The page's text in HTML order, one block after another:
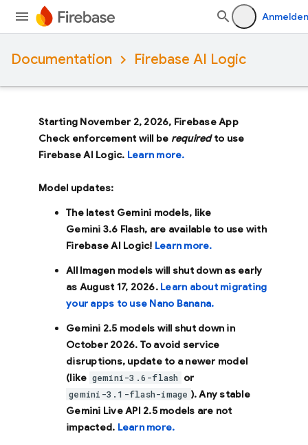
Anmelden
Documentation Firebase AI Logic
Starting November 2, 2026, Firebase App
Check enforcement will be requiredto use
Firebase AI Logic. Learn more.
Model updates:
The latest Gemini models, like
Gemini 3.6 Flash, are available to use with
Firebase AI Logic! Learn more.
All Imagen models will shut down as early
as August 17, 2026. Learn about migrating
your apps to use Nano Banana.
Gemini 2.5 models will shut down in
October 2026. To avoid service
disruptions, update to a newer model
(like gemini-3.6-flash or
gemini-3.1-flash-image ). Any stable
Gemini Live API 2.5 models are not
impacted. Learn more.